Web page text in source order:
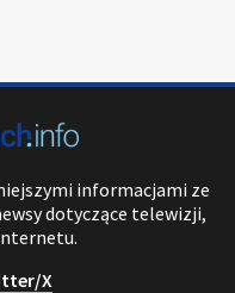
informacjami ze
dotyczące telewizji,
X